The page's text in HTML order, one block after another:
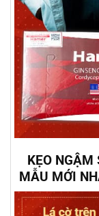
KẸO
MẪU MỚI